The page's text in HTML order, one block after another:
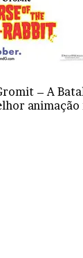
– A
animação